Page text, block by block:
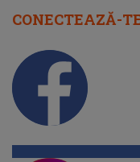
CONECTEAZĂ-